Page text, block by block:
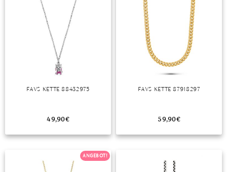
FAVS KETTE 88432975
49,90€
FAVS KETTE 87918297
59,90€
ANGEBOT!